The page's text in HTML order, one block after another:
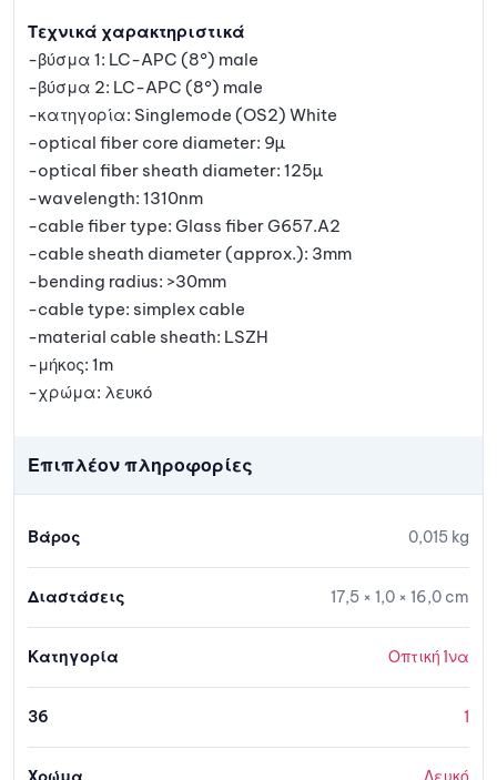
Τεχνικά χαρακτηριστικά
-βύσμα 1: LC-APC (8°) male
-βύσμα 2: LC-APC (8°) male
-κατηγορία: Singlemode (OS2) White
-optical fiber core diameter: 9µ
-optical fiber sheath diameter: 125µ
-wavelength: 1310nm
-cable fiber type: Glass fiber G657.A2
-cable sheath diameter (approx.): 3mm
-bending radius: >30mm
-cable type: simplex cable
-material cable sheath: LSZH
-μήκος: 1m
-χρώμα: λευκό
Επιπλέον πληροφορίες
Βάρος 0,015 kg
Διαστάσεις 17,5 × 1,0 × 16,0 cm
Κατηγορία Οπτική Ίνα
36 1